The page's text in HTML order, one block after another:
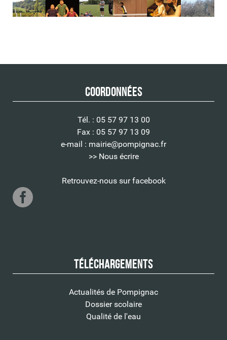
Coordonnées
Tél. : 05 57 97 13 00
Fax : 05 57 97 13 09
e-mail : mairie@pompignac.fr
>> Nous écrire
Retrouvez-nous sur facebook
Téléchargements
Actualités de Pompignac
Dossier scolaire
Qualité de l'eau